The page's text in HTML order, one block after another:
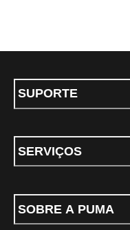
SUPORTE
SERVIÇOS
SOBRE A PUMA